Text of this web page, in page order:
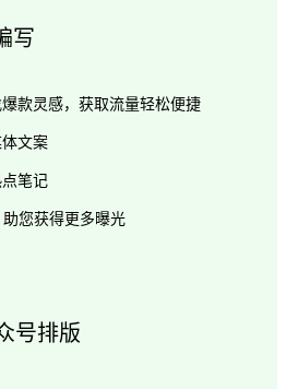
写
款灵感，获取流量轻松便捷
文案
笔记
您获得更多曝光
号排版